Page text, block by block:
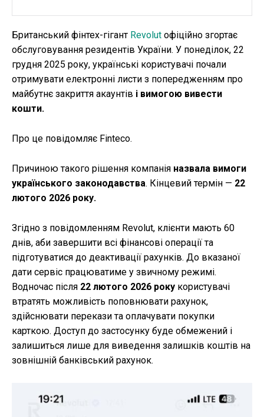
Британський фінтех-гігант Revolut офіційно згортає
обслуговування резидентів України. У понеділок, 22
грудня 2025 року, українські користувачі почали
отримувати електронні листи з попередженням про
майбутнє закриття акаунтів і вимогою вивести
кошти.
Про це повідомляє Finteco.
Причиною такого рішення компанія назвала вимоги
українського законодавства. Кінцевий термін — 22
лютого 2026 року.
Згідно з повідомленням Revolut, клієнти мають 60
днів, аби завершити всі фінансові операції та
підготуватися до деактивації рахунків. До вказаної
дати сервіс працюватиме у звичному режимі.
Водночас після 22 лютого 2026 року користувачі
втратять можливість поповнювати рахунок,
здійснювати перекази та оплачувати покупки
карткою. Доступ до застосунку буде обмежений і
залишиться лише для виведення залишків коштів на
зовнішній банківський рахунок.